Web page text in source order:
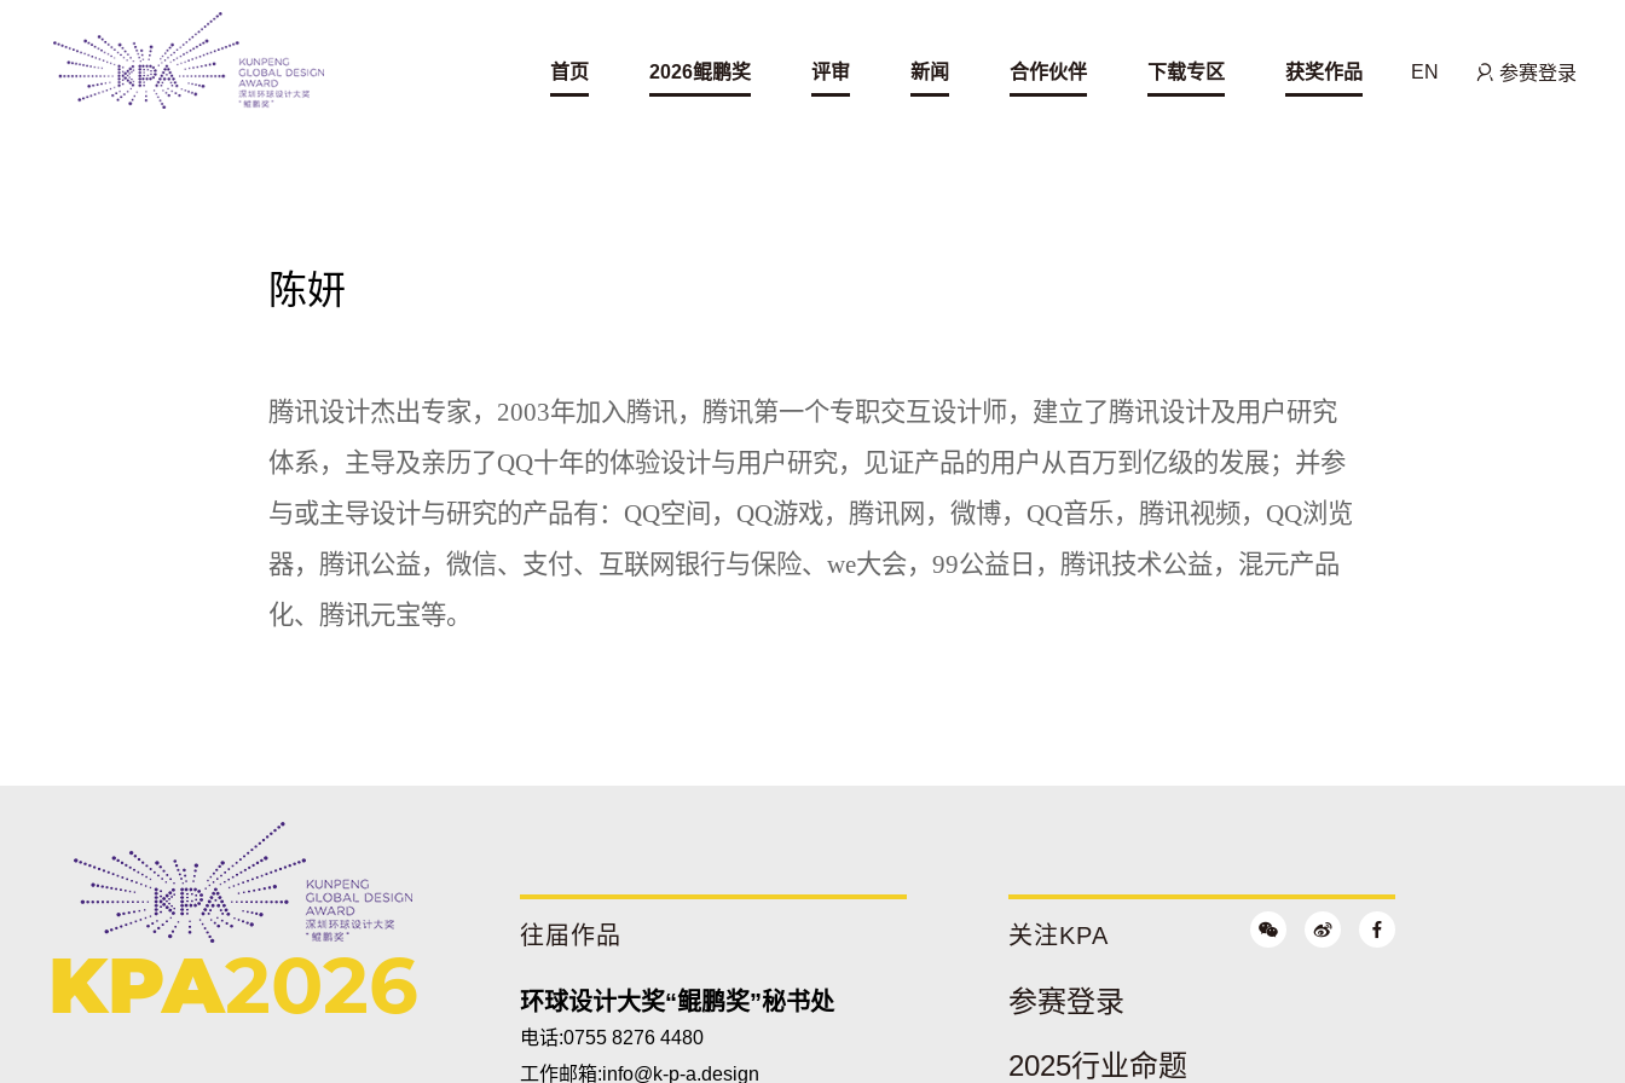
首页 2026鲲鹏奖 评审 新闻 合作伙伴 下载专区 获奖作品 EN 参赛登录
陈妍
腾讯设计杰出专家，2003年加入腾讯，腾讯第一个专职交互设计师，建立了腾讯设计及用户研究
体系，主导及亲历了QQ十年的体验设计与用户研究，见证产品的用户从百万到亿级的发展；并参
与或主导设计与研究的产品有：QQ空间，QQ游戏，腾讯网，微博，QQ音乐，腾讯视频，QQ浏览
器，腾讯公益，微信、支付、互联网银行与保险、we大会，99公益日，腾讯技术公益，混元产品
化、腾讯元宝等。
KPA2026
往届作品
环球设计大奖“鲲鹏奖”秘书处
电话:0755 8276 4480
工作邮箱:info@k-p-a.design
关注KPA
参赛登录
2025行业命题